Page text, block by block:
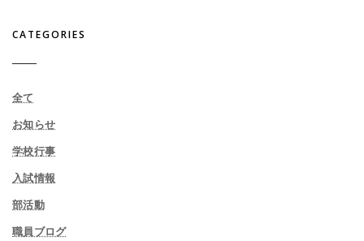
CATEGORIES
全て
お知らせ
学校行事
入試情報
部活動
職員ブログ